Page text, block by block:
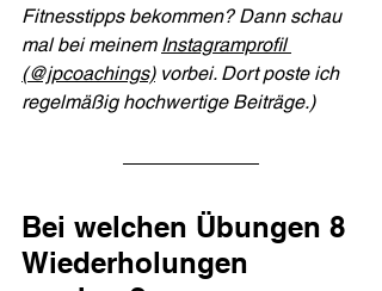
Fitnesstipps bekommen? Dann schau
mal bei meinem Instagramprofil
(@jpcoachings) vorbei. Dort poste ich
regelmäßig hochwertige Beiträge.)
Bei welchen Übungen 8
Wiederholungen